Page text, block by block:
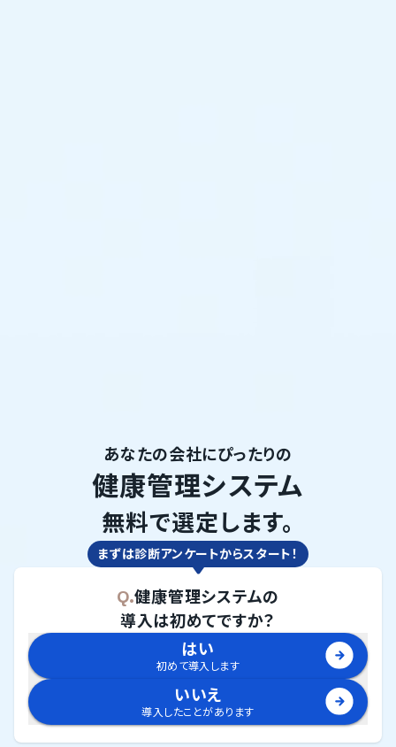
あなたの会社にぴったりの
健康管理システム
無料で選定します。
まずは診断アンケートからスタート！
Q.健康管理システムの
導入は初めてですか？
はい
初めて導入します
いいえ
導入したことがあります